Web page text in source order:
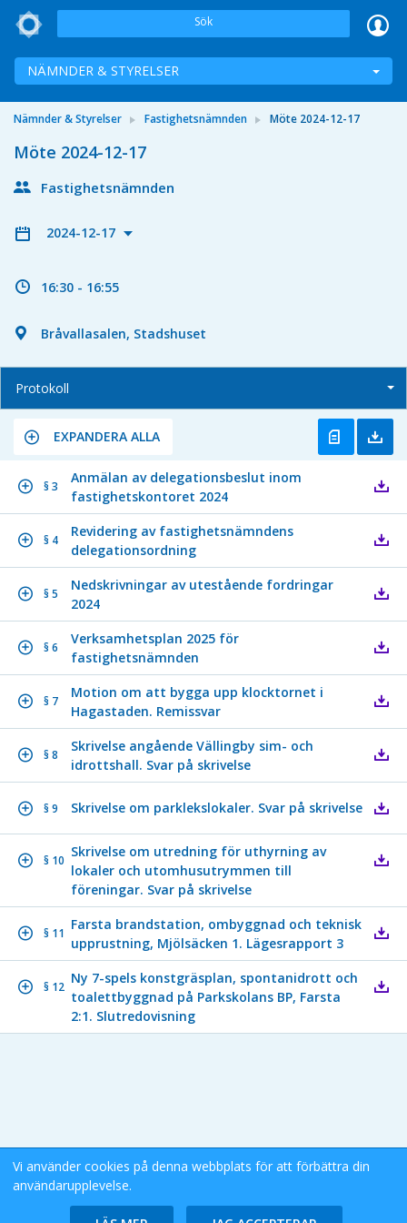
Sök
NÄMNDER & STYRELSER
Nämnder & Styrelser Fastighetsnämnden Möte 2024-12-17
Möte 2024-12-17
Fastighetsnämnden
2024-12-17
16:30 - 16:55
Bråvallasalen, Stadshuset
Protokoll
EXPANDERA ALLA
§ 3
Anmälan av delegationsbeslut inom
fastighetskontoret 2024
§ 4
Revidering av fastighetsnämndens
delegationsordning
§ 5
Nedskrivningar av utestående fordringar
2024
§ 6
Verksamhetsplan 2025 för
fastighetsnämnden
§ 7
Motion om att bygga upp klocktornet i
Hagastaden. Remissvar
§ 8
Skrivelse angående Vällingby sim- och
idrottshall. Svar på skrivelse
§ 9 Skrivelse om parklekslokaler. Svar på skrivelse
§ 10
Skrivelse om utredning för uthyrning av
lokaler och utomhusutrymmen till
föreningar. Svar på skrivelse
§ 11
Farsta brandstation, ombyggnad och teknisk
upprustning, Mjölsäcken 1. Lägesrapport 3
§ 12
Ny 7-spels konstgräsplan, spontanidrott och
toalettbyggnad på Parkskolans BP, Farsta
2:1. Slutredovisning
Stockholms Stad eDok Meetings
Vi använder cookies på denna webbplats för att förbättra din
användarupplevelse.